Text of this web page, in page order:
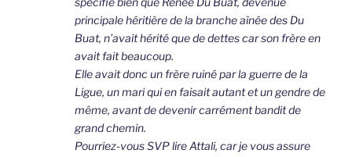
principale héritière de la branche aînée des Du
Buat, n’avait hérité que de dettes car son frère en
avait fait beaucoup.
Elle avait donc un frère ruiné par la guerre de la
Ligue, un mari qui en faisait autant et un gendre de
même, avant de devenir carrément bandit de
grand chemin.
Pourriez-vous SVP lire Attali, car je vous assure